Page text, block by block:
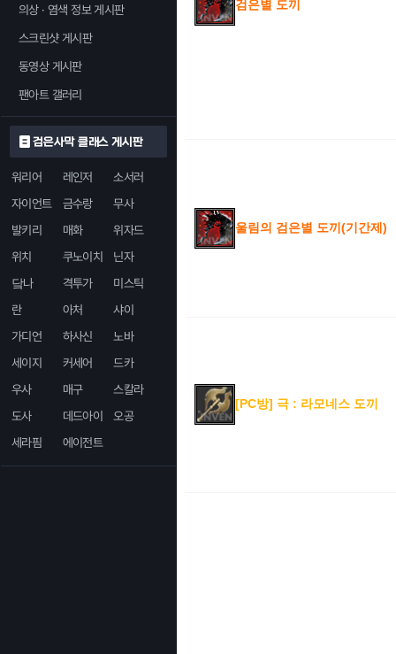
의상 · 염색 정보 게시판
스크린샷 게시판
동영상 게시판
팬아트 갤러리
검은사막 클래스 게시판
워리어 레인저
소서러
자이언트
금수랑
무사
발키리
매화
위자드
위치
쿠노이치
닌자
닼나
격투가
미스틱
란
아처
샤이
가디언
하사신
노바
세이지
커세어
드카
우사
매구
스칼라
도사
데드아이
오공
세라핌
에이전트
검은별 도끼
울림의 검은별 도끼(기간제)
[PC방] 극 : 라모네스 도끼